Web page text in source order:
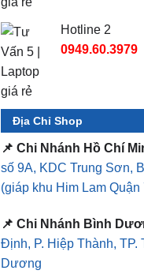
Hotline 2
0949.60.3979
Địa Chỉ Shop
📌 Chi Nhánh Hồ Chí
số 9A, KDC Trung Sơn,
(giáp khu Him Lam Quận
📌 Chi Nhánh Bình
Định, P. Hiệp Thành, TP.
Dương